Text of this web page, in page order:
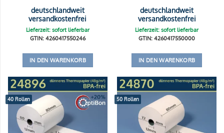
deutschlandweit
versandkostenfrei
Lieferzeit: sofort lieferbar
GTIN: 4260417550246
IN DEN WARENKORB
deutschlandweit
versandkostenfrei
Lieferzeit: sofort lieferbar
GTIN: 4260417550000
IN DEN WARENKORB
40 Rollen 50 Rollen